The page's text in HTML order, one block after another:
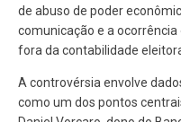
de abuso de poder
comunicação e a
fora da contabilidade
A controvérsia envolve
como um dos pontos